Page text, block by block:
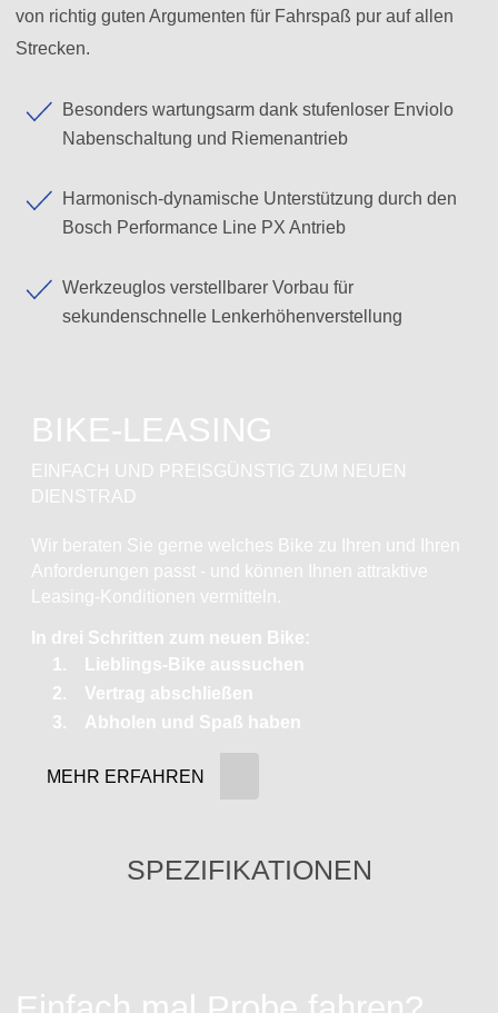
von richtig guten Argumenten für Fahrspaß pur auf allen
Strecken.
Besonders wartungsarm dank stufenloser Enviolo
Nabenschaltung und Riemenantrieb
Harmonisch-dynamische Unterstützung durch den
Bosch Performance Line PX Antrieb
Werkzeuglos verstellbarer Vorbau für
sekundenschnelle Lenkerhöhenverstellung
BIKE-LEASING
EINFACH UND PREISGÜNSTIG ZUM NEUEN
DIENSTRAD
Wir beraten Sie gerne welches Bike zu Ihren und Ihren
Anforderungen passt - und können Ihnen attraktive
Leasing-Konditionen vermitteln.
In drei Schritten zum neuen Bike:
Lieblings-Bike aussuchen
Vertrag abschließen
Abholen und Spaß haben
MEHR ERFAHREN
SPEZIFIKATIONEN